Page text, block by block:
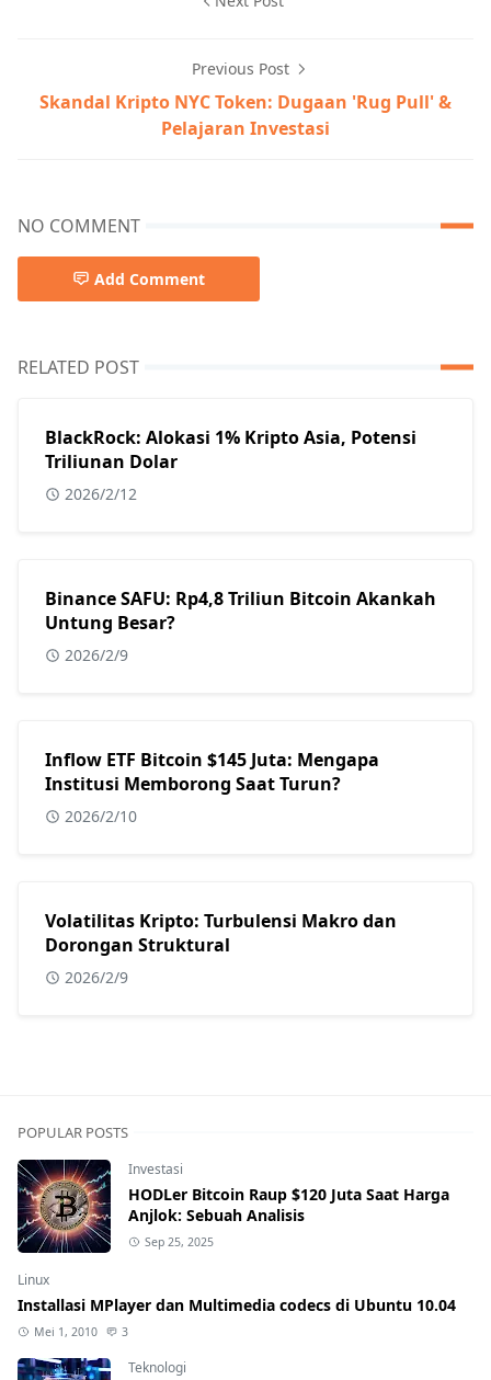
Previous Post
Skandal Kripto NYC Token: Dugaan 'Rug Pull' &
Pelajaran Investasi
NO COMMENT
Add Comment
RELATED POST
BlackRock: Alokasi 1% Kripto Asia, Potensi
Triliunan Dolar
2026/2/12
Binance SAFU: Rp4,8 Triliun Bitcoin Akankah
Untung Besar?
2026/2/9
Inflow ETF Bitcoin $145 Juta: Mengapa
Institusi Memborong Saat Turun?
2026/2/10
Volatilitas Kripto: Turbulensi Makro dan
Dorongan Struktural
2026/2/9
POPULAR POSTS
Investasi
HODLer Bitcoin Raup $120 Juta Saat Harga
Anjlok: Sebuah Analisis
Sep 25, 2025
Linux
Installasi MPlayer dan Multimedia codecs di Ubuntu 10.04
Mei 1, 2010 3
Teknologi